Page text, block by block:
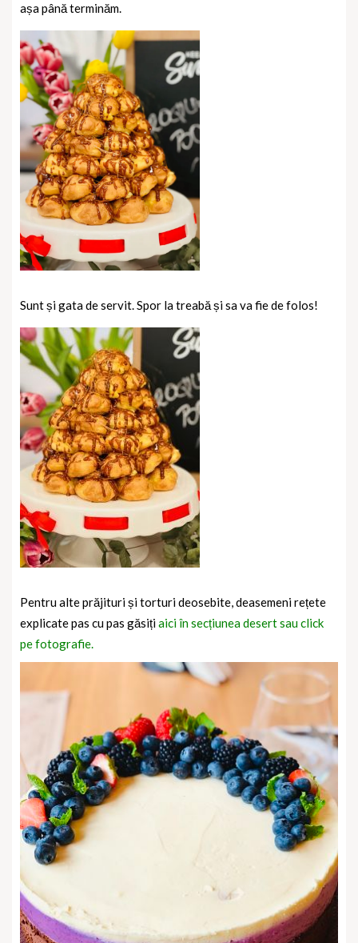
așa până terminăm.
Sunt și gata de servit. Spor la treabă și sa va fie de folos!
Pentru alte prăjituri și torturi deosebite, deasemeni rețete
explicate pas cu pas găsițiaici în secțiunea desert sau click
pe fotografie.